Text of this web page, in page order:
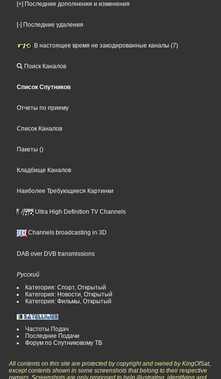
[+] Последние дополнения и изменения
[-] Последние удаления
В настоящее время не закодированные каналы (7)
Поиск Каналов
Список Спутников
Отчеты по приему
Список Каналов
Пакеты ()
Кладбище Каналов
Наиболее Требующиеся Картинки
Ultra High Definition TV Channels
Channels broadcasting in 3D
DAB over DVB transmissions
Русский
Категория: Спорт, Открытый
Категория: Новости, Открытый
Категория: Фильмы, Открытый
Частоты Подач
Последние Подачи
Форум по Спутниковому ТВ
All contents on this site are protected by copyright and owned by KingOfSat,
except contents shown in some screenshots that belong to their respective